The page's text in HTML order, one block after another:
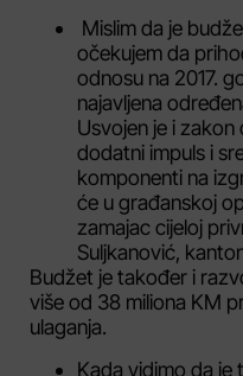
Mislim da je
očekujem da
odnosu na 2017.
najavljena
Usvojen je i
dodatni impuls i
komponenti na
će u građanskoj
zamajac cijeloj
Suljkanović,
Budžet je također i
više od 38 miliona KM
ulaganja.
Kada vidimo da je